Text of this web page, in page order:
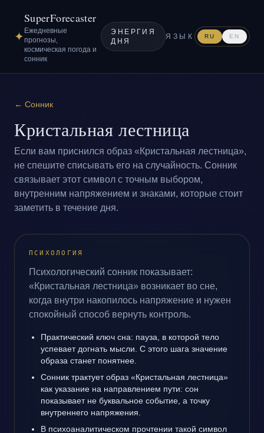
✦
SuperForecaster
Ежедневные
прогнозы,
космическая погода и
сонник
ЭНЕРГИЯ
ДНЯ
ЯЗЫК RU EN
← Сонник
Кристальная лестница
Если вам приснился образ «Кристальная лестница»,
не спешите списывать его на случайность. Сонник
связывает этот символ с точным выбором,
внутренним напряжением и знаками, которые стоит
заметить в течение дня.
ПСИХОЛОГИЯ
Психологический сонник показывает:
«Кристальная лестница» возникает во сне,
когда внутри накопилось напряжение и нужен
спокойный способ вернуть контроль.
Практический ключ сна: пауза, в которой тело
успевает догнать мысли. С этого шага значение
образа станет понятнее.
Сонник трактует образ «Кристальная лестница»
как указание на направлением пути: сон
показывает не буквальное событие, а точку
внутреннего напряжения.
В психоаналитическом прочтении такой символ